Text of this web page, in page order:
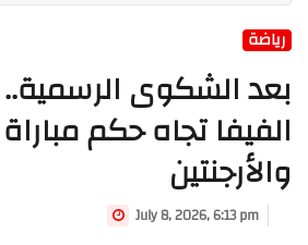
رياضة
بعد الشكوى
الفيفا تجاه حكم
والأرجنتين
July 8, 2026, 6:13 pm